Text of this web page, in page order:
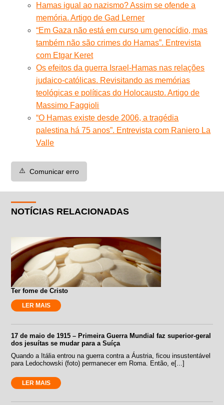
Hamas igual ao nazismo? Assim se ofende a
memória. Artigo de Gad Lerner
“Em Gaza não está em curso um genocídio, mas
também não são crimes do Hamas”. Entrevista
com Etgar Keret
Os efeitos da guerra Israel-Hamas nas relações
judaico-católicas. Revisitando as memórias
teológicas e políticas do Holocausto. Artigo de
Massimo Faggioli
“O Hamas existe desde 2006, a tragédia
palestina há 75 anos”. Entrevista com Raniero La
Valle
⚠️ Comunicar erro
NOTÍCIAS RELACIONADAS
Ter fome de Cristo
LER MAIS
17 de maio de 1915 – Primeira Guerra Mundial faz superior-geral
dos jesuítas se mudar para a Suíça
Quando a Itália entrou na guerra contra a Áustria, ficou insustentável
para Ledochowski (foto) permanecer em Roma. Então, e[...]
LER MAIS